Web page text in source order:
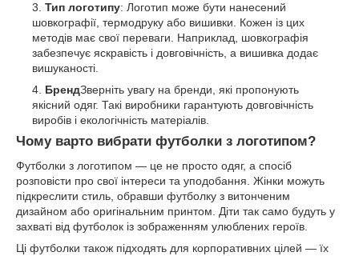
Тип логотипу: Логотип може бути нанесений
шовкографії, термодруку або вишивки. Кожен із цих
методів має свої переваги. Наприклад, шовкографія
забезпечує яскравість і довговічність, а вишивка додає
вишуканості.
БрендЗверніть увагу на бренди, які пропонують
якісний одяг. Такі виробники гарантують довговічність
виробів і екологічність матеріалів.
Чому варто вибрати футболки з логотипом?
Футболки з логотипом — це не просто одяг, а спосіб
розповісти про свої інтереси та уподобання. Жінки можуть
підкреслити стиль, обравши футболку з витонченим
дизайном або оригінальним принтом. Діти так само будуть у
захваті від футболок із зображенням улюблених героїв.
Ці футболки також підходять для корпоративних цілей — їх